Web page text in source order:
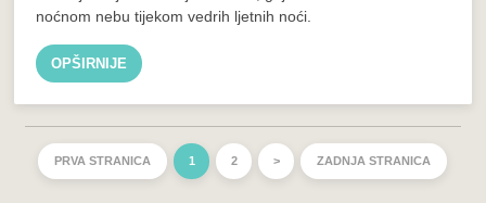
noćnom nebu tijekom vedrih ljetnih noći.
OPŠIRNIJE
PRVA STRANICA 1 2 > ZADNJA STRANICA